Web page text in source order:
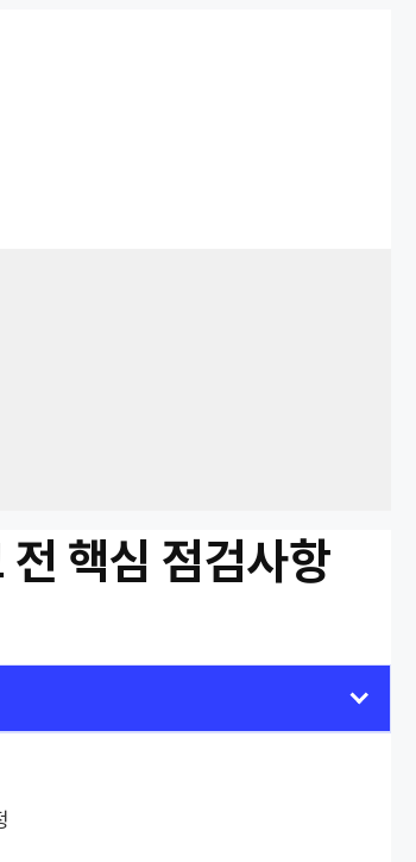
핵심 점검사항